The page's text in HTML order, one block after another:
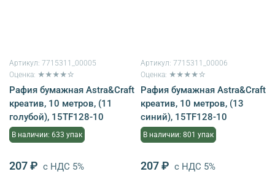
Артикул: 7715311_00005
Оценка: ★★★★☆
Рафия бумажная Astra&Craft
креатив, 10 метров, (11
голубой), 15TF128-10
В наличии: 633 упак
207 ₽ с НДС 5%
Артикул: 7715311_00006
Оценка: ★★★★☆
Рафия бумажная Astra&Craft
креатив, 10 метров, (13
синий), 15TF128-10
В наличии: 801 упак
207 ₽ с НДС 5%